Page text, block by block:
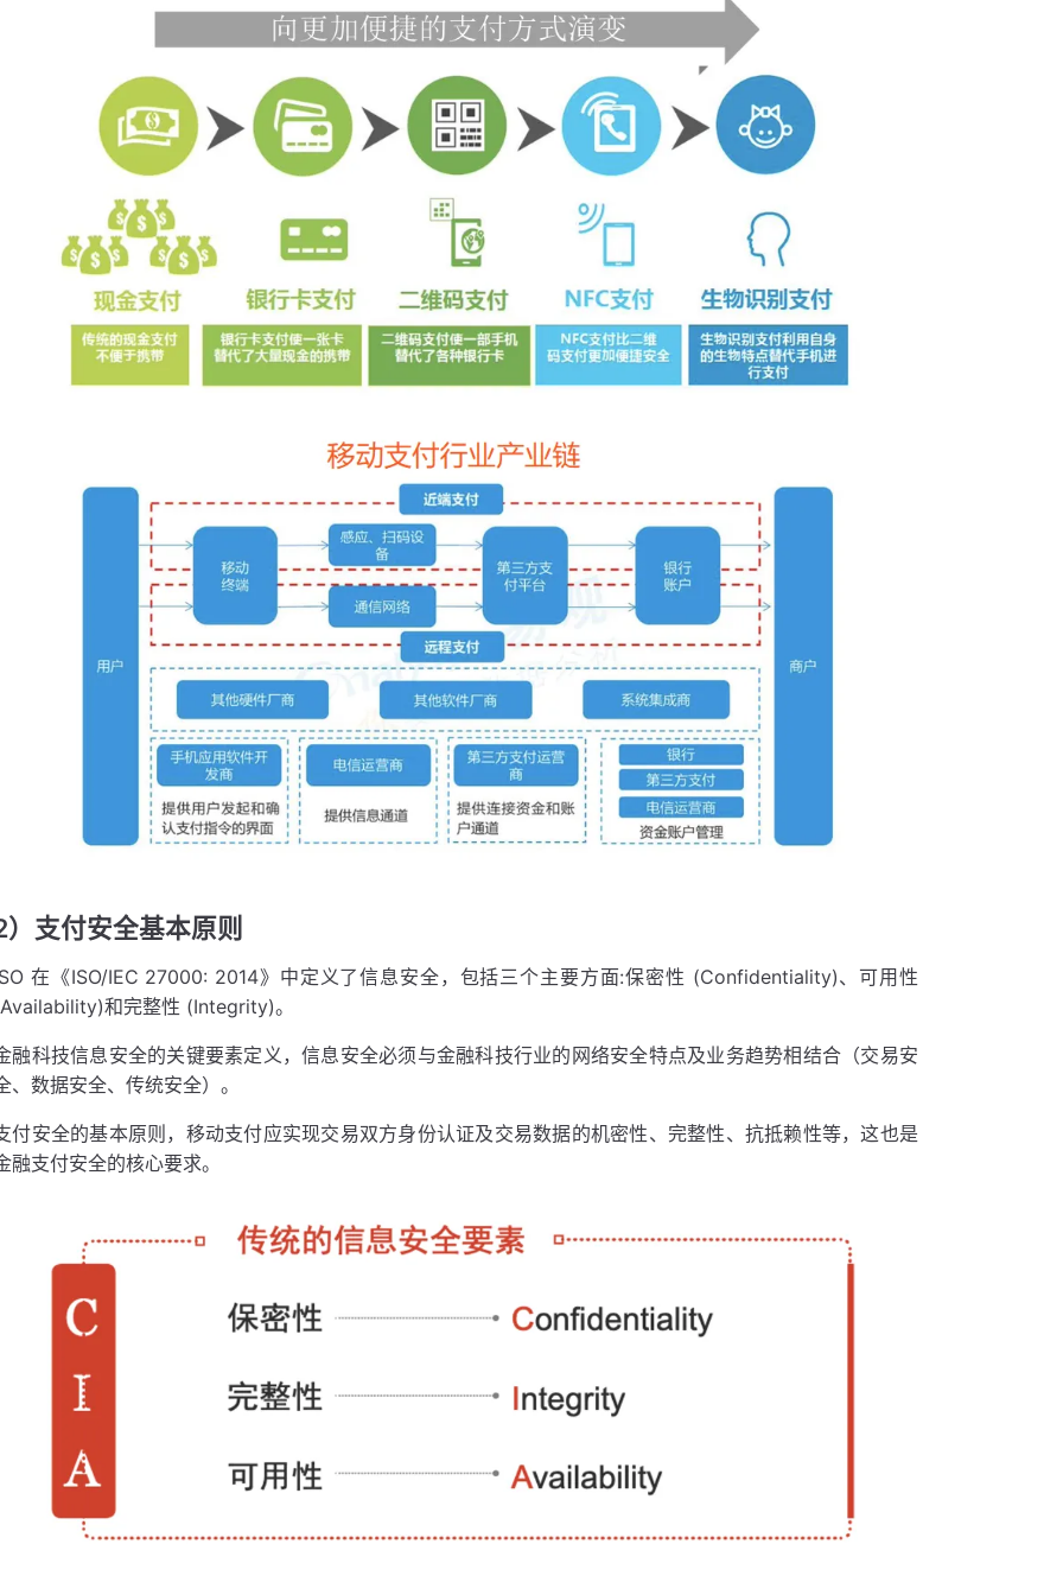
）支付安全基本原则
在《ISO/IEC 27000: 2014》中定义了信息安全，包括三个主要方面:保密性 (Confidentiality)、可用性
和完整性 (Integrity)。
融科技信息安全的关键要素定义，信息安全必须与金融科技行业的网络安全特点及业务趋势相结合（交易安
、数据安全、传统安全）。
付安全的基本原则，移动支付应实现交易双方身份认证及交易数据的机密性、完整性、抗抵赖性等，这也是
融支付安全的核心要求。